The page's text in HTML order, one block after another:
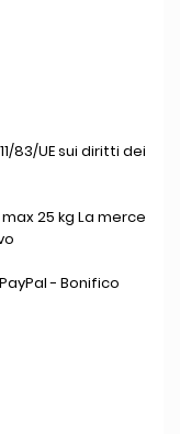
83/UE sui diritti dei
25 kg La merce
- Bonifico